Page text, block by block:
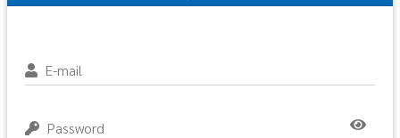
E-mail
Password